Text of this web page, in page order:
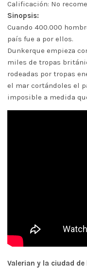
Calificación: No
Sinopsis:
Cuando 400.000
país fue a por ellos.
Dunkerque empieza
miles de tropas
rodeadas por tropas
el mar cortándoles el
imposible a medida
Valerian y la ciudad